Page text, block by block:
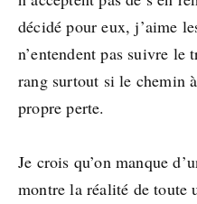
décidé pour eux, j’aime
n’entendent pas suivre le
rang surtout si le chemin
propre perte.
Je crois qu’on manque
montre la réalité de toute